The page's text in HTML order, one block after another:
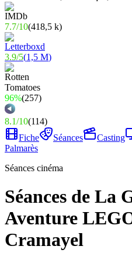
7.7/10(418,5 k)
3.9/5(1,5 M)
96%(257)
8.1/10(114)
Fiche
Séances Casting
Palmarès
Séances cinéma
Séances de La
Aventure
Cramayel